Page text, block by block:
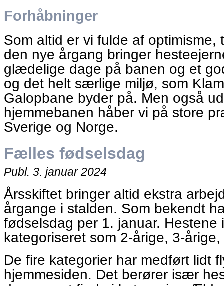
Forhåbninger
Som altid er vi fulde af optimisme,
den nye årgang bringer
glædelige dage på banen og et
og det helt særlige miljø, som
Galopbane byder på. Men også
hjemmebanen håber vi på store
Sverige og Norge.
Fælles fødselsdag
Publ. 3. januar 2024
Årsskiftet bringer altid ekstra
årgange i stalden. Som bekendt
fødselsdag per 1. januar. Hestene
kategoriseret som 2-årige, 3-
De fire kategorier har medført lidt
hjemmesiden. Det berører især